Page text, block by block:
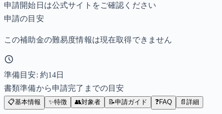
申請開始日は公式サイトをご確認ください
申請の目安
この補助金の難易度情報は現在取得できません
準備目安: 約14日
書類準備から申請完了までの目安
📋基本情報 ✨特徴 👥対象者 📝申請ガイド ❓FAQ 📄 詳細